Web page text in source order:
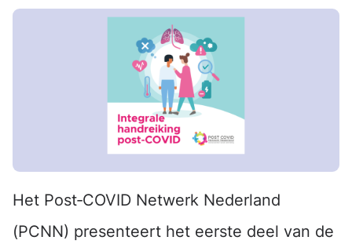
Het Post‑COVID Netwerk Nederland
(PCNN) presenteert het eerste deel van de